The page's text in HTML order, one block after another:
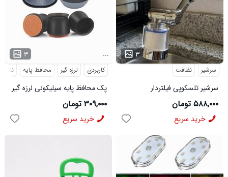
۳ ...
کاربردی لرزه گیر محافظ پایه
پک محافظ پایه سیلیکونی لرزه گیر
ماشین لباسشویی مدل 48404
۳۰۹,۰۰۰ تومان
خرید سریع
۳ ...
سرشیر نظافت
سرشیر تلسکوپی فیلتردار
۵۸۸,۰۰۰ تومان
خرید سریع